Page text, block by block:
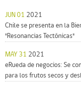
JUN 01 2021
Chile se presenta en la
"Resonancias Tectónicas"
MAY 31 2021
eRueda de negocios: Se
para los frutos secos y